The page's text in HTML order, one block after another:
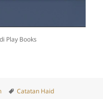
Play Books
Tags
Catatan Haid